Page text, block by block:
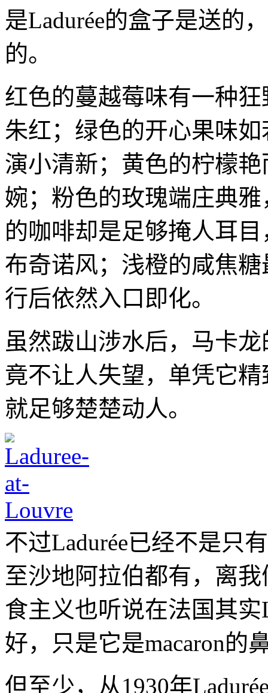
是Ladurée的盒子是送的
的。
红色的蔓越莓味有一种
朱红；绿色的开心果味
演小清新；黄色的柠檬
婉；粉色的玫瑰端庄典
的咖啡却是足够掩人耳
布奇诺风；浅橙的咸焦
行后依然入口即化。
虽然跋山涉水后，马卡
竟不让人失望，单凭它
就足够楚楚动人。
不过Ladurée已经不是只
至沙地阿拉伯都有，离
食主义也听说在法国其
好，只是它是macaron的
但至少，从1930年